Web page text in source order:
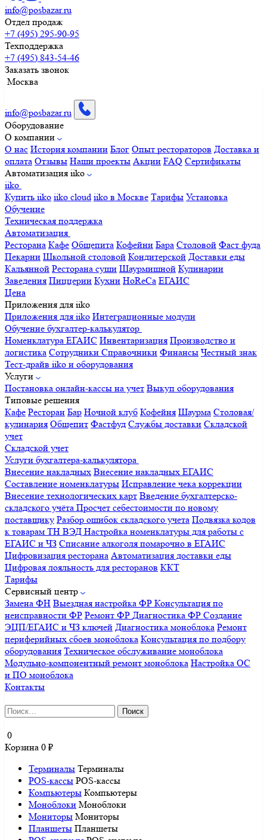
info@posbazar.ru
Отдел продаж
+7 (495) 295-90-95
Техподдержка
+7 (495) 843-54-46
Заказать звонок
Москва
info@posbazar.ru
Оборудование
О компании
О нас История компании Блог Опыт рестораторов Доставка и
оплата Отзывы Наши проекты Акции FAQ Сертификаты
Автоматизация iiko
iiko
Купить iiko iiko cloud iiko в Москве Тарифы Установка
Обучение
Техническая поддержка
Автоматизация
Ресторана Кафе Общепита Кофейни Бара Столовой Фаст фуда
Пекарни Школьной столовой Кондитерской Доставки еды
Кальянной Ресторана суши Шаурмишной Кулинарии
Заведения Пиццерии Кухни HoReCa ЕГАИС
Цена
Приложения для iiko
Приложения для iiko Интеграционные модули
Обучение бухгалтер-калькулятор
Номенклатура ЕГАИС Инвентаризация Производство и
логистика Сотрудники Справочники Финансы Честный знак
Тест-драйв iiko и оборудования
Услуги
Постановка онлайн-кассы на учет Выкуп оборудования
Типовые решения
Кафе Ресторан Бар Ночной клуб Кофейня Шаурма Столовая/
кулинария Общепит Фастфуд Службы доставки Складской
учет
Складской учет
Услуги бухгалтера-калькулятора
Внесение накладных Внесение накладных ЕГАИС
Составление номенклатуры Исправление чека коррекции
Внесение технологических карт Введение бухгалтерско-
складского учёта Просчет себестоимости по новому
поставщику Разбор ошибок складского учета Подвязка кодов
к товарам ТН ВЭД Настройка номенклатуры для работы с
ЕГАИС и ЧЗ Списание алкоголя помарочно в ЕГАИС
Цифровизация ресторана Автоматизация доставки еды
Цифровая лояльность для ресторанов ККТ
Тарифы
Сервисный центр
Замена ФН Выездная настройка ФР Консультация по
неисправности ФР Ремонт ФР Диагностика ФР Создание
ЭЦП/ЕГАИС и ЧЗ ключей Диагностика моноблока Ремонт
периферийных сбоев моноблока Консультация по подбору
оборудования Техническое обслуживание моноблока
Модульно-компонентный ремонт моноблока Настройка ОС
и ПО моноблока
Контакты
Найти:
0
Корзина 0 ₽
Терминалы Терминалы
POS-кассы POS-кассы
Компьютеры Компьютеры
Моноблоки Моноблоки
Мониторы Мониторы
Планшеты Планшеты